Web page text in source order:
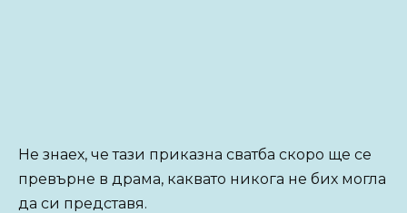
Не знаех, че тази приказна сватба скоро ще се
превърне в драма, каквато никога не бих могла
да си представя.